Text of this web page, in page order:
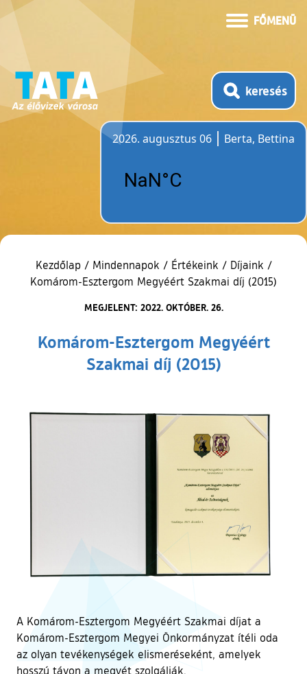
FŐMENÜ
keresés
2026. augusztus 06
Berta, Bettina
Kezdőlap / Mindennapok / Értékeink / Díjaink /
Komárom-Esztergom Megyéért Szakmai díj (2015)
MEGJELENT: 2022. OKTÓBER. 26.
Komárom-Esztergom Megyéért
Szakmai díj (2015)
A Komárom-Esztergom Megyéért Szakmai díjat a
Komárom-Esztergom Megyei Önkormányzat ítéli oda
az olyan tevékenységek elismeréseként, amelyek
hosszú távon a megyét szolgálják.